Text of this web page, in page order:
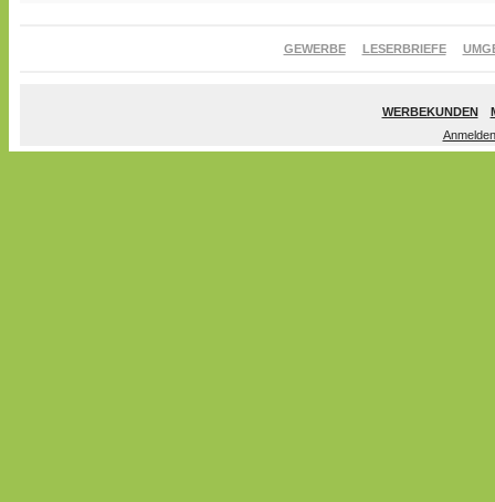
GEWERBE LESERBRIEFE
WERBEKUNDEN
Anmelden